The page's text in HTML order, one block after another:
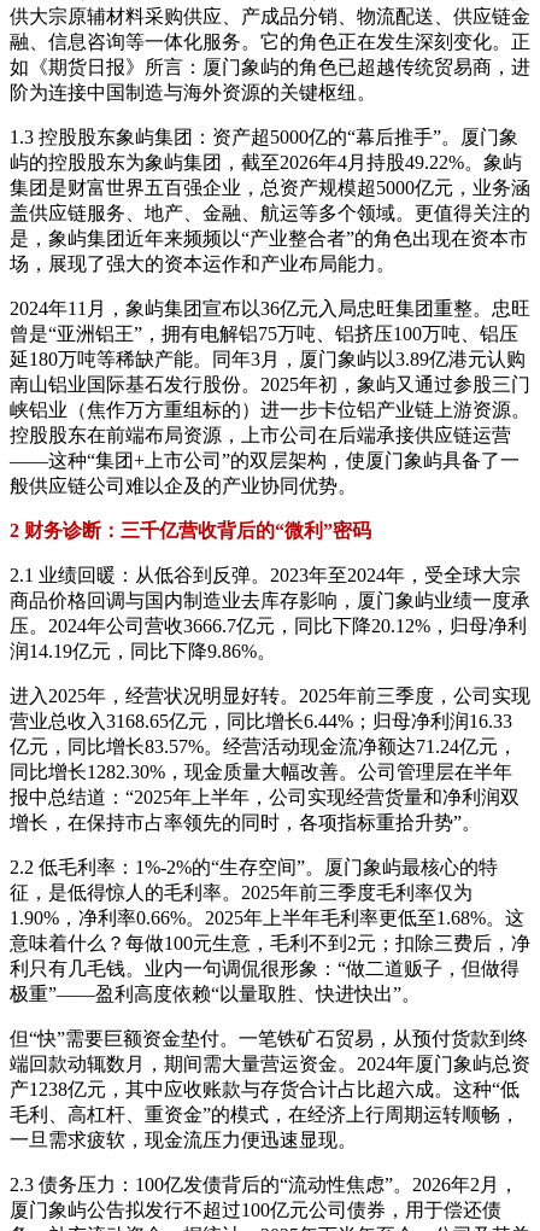
供大宗原辅材料采购供应、产成品分销、物流配送、供应链金
融、信息咨询等一体化服务。它的角色正在发生深刻变化。正
如《期货日报》所言：厦门象屿的角色已超越传统贸易商，进
阶为连接中国制造与海外资源的关键枢纽。
1.3 控股股东象屿集团：资产超5000亿的“幕后推手”。厦门象
屿的控股股东为象屿集团，截至2026年4月持股49.22%。象屿
集团是财富世界五百强企业，总资产规模超5000亿元，业务涵
盖供应链服务、地产、金融、航运等多个领域。更值得关注的
是，象屿集团近年来频频以“产业整合者”的角色出现在资本市
场，展现了强大的资本运作和产业布局能力。
2024年11月，象屿集团宣布以36亿元入局忠旺集团重整。忠旺
曾是“亚洲铝王”，拥有电解铝75万吨、铝挤压100万吨、铝压
延180万吨等稀缺产能。同年3月，厦门象屿以3.89亿港元认购
南山铝业国际基石发行股份。2025年初，象屿又通过参股三门
峡铝业（焦作万方重组标的）进一步卡位铝产业链上游资源。
控股股东在前端布局资源，上市公司在后端承接供应链运营
——这种“集团+上市公司”的双层架构，使厦门象屿具备了一
般供应链公司难以企及的产业协同优势。
2 财务诊断：三千亿营收背后的“微利”密码
2.1 业绩回暖：从低谷到反弹。2023年至2024年，受全球大宗
商品价格回调与国内制造业去库存影响，厦门象屿业绩一度承
压。2024年公司营收3666.7亿元，同比下降20.12%，归母净利
润14.19亿元，同比下降9.86%。
进入2025年，经营状况明显好转。2025年前三季度，公司实现
营业总收入3168.65亿元，同比增长6.44%；归母净利润16.33
亿元，同比增长83.57%。经营活动现金流净额达71.24亿元，
同比增长1282.30%，现金质量大幅改善。公司管理层在半年
报中总结道：“2025年上半年，公司实现经营货量和净利润双
增长，在保持市占率领先的同时，各项指标重拾升势”。
2.2 低毛利率：1%-2%的“生存空间”。厦门象屿最核心的特
征，是低得惊人的毛利率。2025年前三季度毛利率仅为
1.90%，净利率0.66%。2025年上半年毛利率更低至1.68%。这
意味着什么？每做100元生意，毛利不到2元；扣除三费后，净
利只有几毛钱。业内一句调侃很形象：“做二道贩子，但做得
极重”——盈利高度依赖“以量取胜、快进快出”。
但“快”需要巨额资金垫付。一笔铁矿石贸易，从预付货款到终
端回款动辄数月，期间需大量营运资金。2024年厦门象屿总资
产1238亿元，其中应收账款与存货合计占比超六成。这种“低
毛利、高杠杆、重资金”的模式，在经济上行周期运转顺畅，
一旦需求疲软，现金流压力便迅速显现。
2.3 债务压力：100亿发债背后的“流动性焦虑”。2026年2月，
厦门象屿公告拟发行不超过100亿元公司债券，用于偿还债